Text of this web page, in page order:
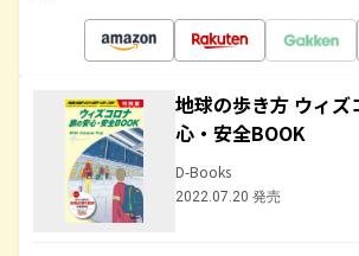
地球の歩き方 ウィズ
心・安全BOOK
D-Books
2022.07.20 発売